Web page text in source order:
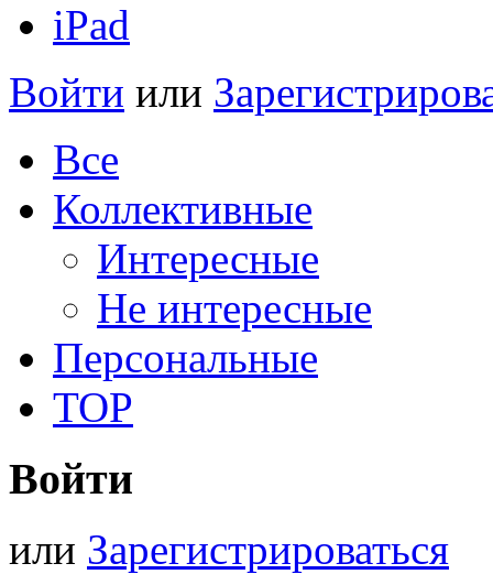
iPad
Войти или
Все
Коллективные
Интересные
Не интересные
Персональные
TOP
Войти
или Зарегистрироваться